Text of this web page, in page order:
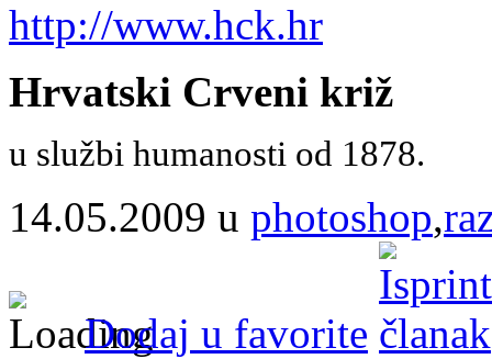
http://www.hck.hr
Hrvatski Crveni križ
u službi humanosti od 1878.
14.05.2009 u photoshop,
Dodaj u favorite